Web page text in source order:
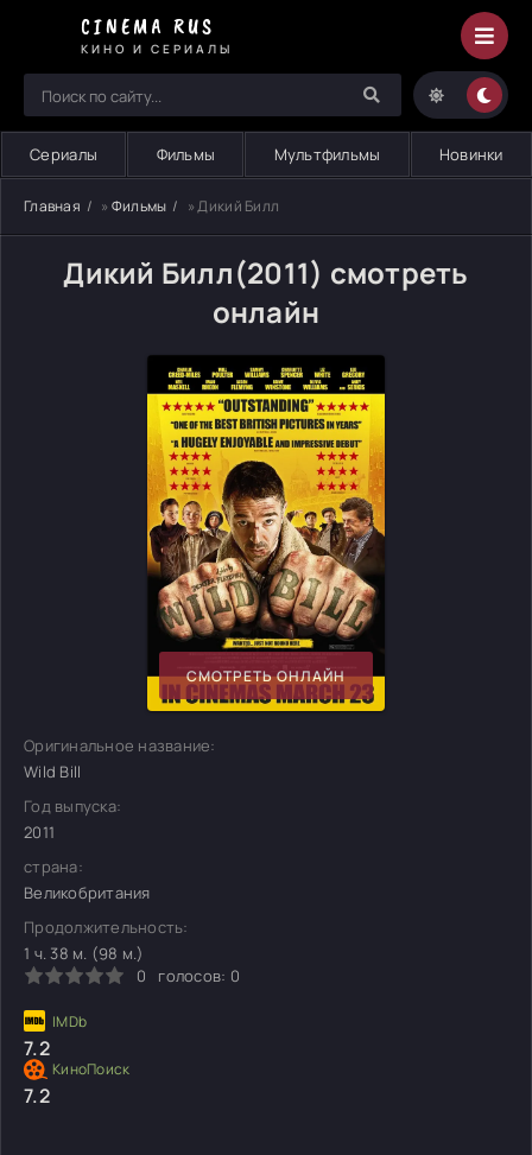
CINEMA RUS
КИНО И СЕРИАЛЫ
Сериалы Фильмы Мультфильмы Новинки
Главная » Фильмы » Дикий Билл
Дикий Билл(2011) смотреть
онлайн
СМОТРЕТЬ ОНЛАЙН
Оригинальное название:
Wild Bill
Год выпуска:
2011
страна:
Великобритания
Продолжительность:
1 ч. 38 м. (98 м.)
0
голосов: 0
7.2
7.2